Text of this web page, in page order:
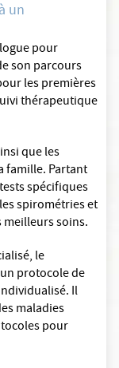
un
pour
son parcours
les premières
thérapeutique
que les
famille. Partant
spécifiques
spirométries et
meilleurs soins.
le
protocole de
Il
maladies
pour